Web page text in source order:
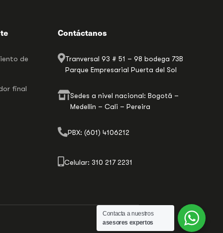
de
final
Contáctanos
Tranversal 93 # 51 – 98 bodega 73B
Parque Empresarial Puerta del Sol
Sedes a nivel nacional: Bogotá –
Medellín – Cali – Pereira
PBX: (601) 4106212
Celular: 310 217 2231
Contacta a nuestros
asesores expertos